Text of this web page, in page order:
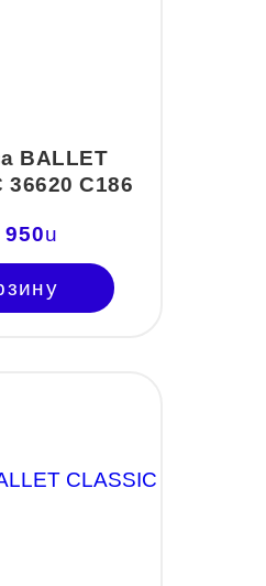
BALLET
36620 C186
950u